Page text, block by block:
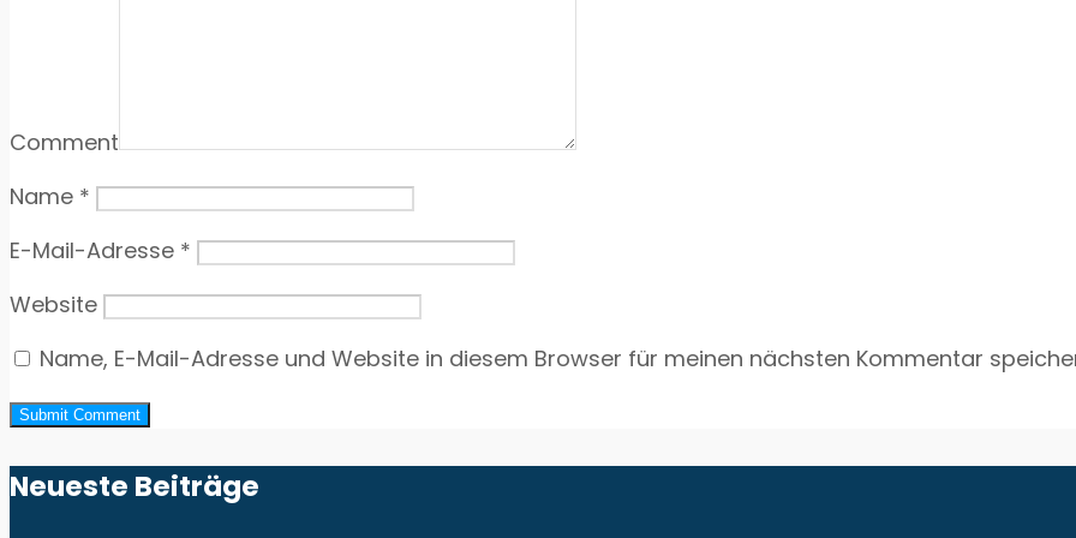
Comment
Name *
E-Mail-Adresse *
Website
Name, E-Mail-Adresse und Website in diesem Browser für meinen nächsten Kommentar
Neueste Beiträge